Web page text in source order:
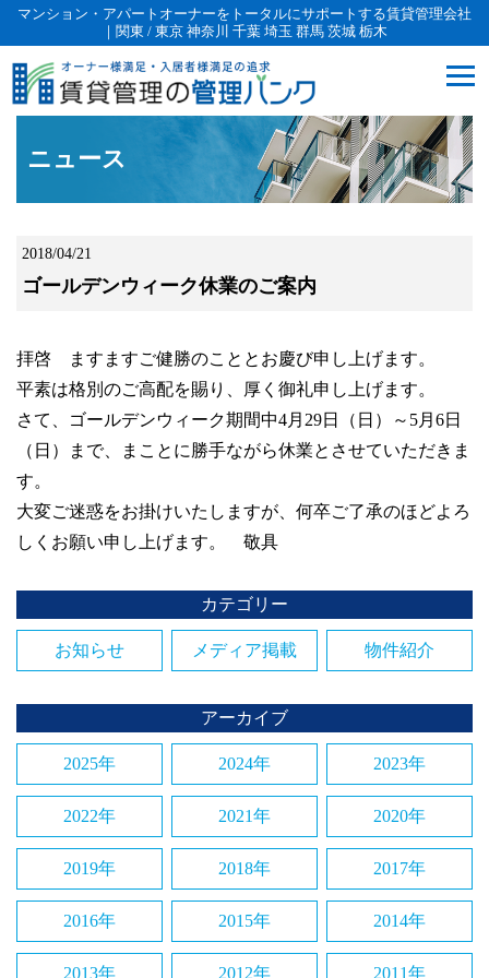
マンション・アパートオーナーをトータルにサポートする賃貸管理会社
｜関東 / 東京 神奈川 千葉 埼玉 群馬 茨城 栃木
ニュース
2018/04/21
ゴールデンウィーク休業のご案内
拝啓 ますますご健勝のこととお慶び申し上げます。
平素は格別のご高配を賜り、厚く御礼申し上げます。
さて、ゴールデンウィーク期間中4月29日（日）～5月6日
（日）まで、まことに勝手ながら休業とさせていただきま
す。
大変ご迷惑をお掛けいたしますが、何卒ご了承のほどよろ
しくお願い申し上げます。 敬具
カテゴリー
お知らせ メディア掲載 物件紹介
アーカイブ
2025年 2024年 2023年
2022年 2021年 2020年
2019年 2018年 2017年
2016年 2015年 2014年
2013年 2012年 2011年